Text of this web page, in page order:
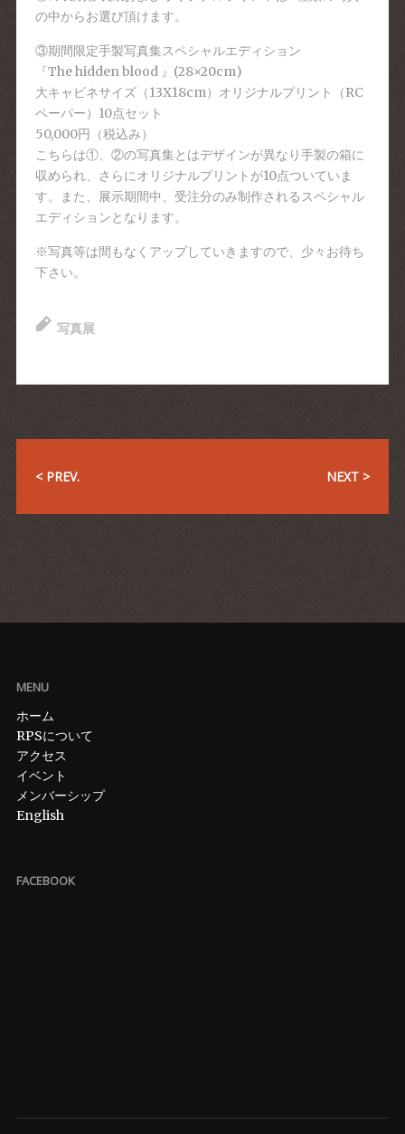
の中からお選び頂けます。
③期間限定手製写真集スペシャルエディション
『The hidden blood 』(28×20cm)
大キャビネサイズ（13X18cm）オリジナルプリント（RC
ペーパー）10点セット
50,000円（税込み）
こちらは①、②の写真集とはデザインが異なり手製の箱に
収められ、さらにオリジナルプリントが10点ついていま
す。また、展示期間中、受注分のみ制作されるスペシャル
エディションとなります。
※写真等は間もなくアップしていきますので、少々お待ち
下さい。
写真展
< PREV. NEXT >
MENU
ホーム
RPSについて
アクセス
イベント
メンバーシップ
English
FACEBOOK